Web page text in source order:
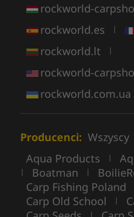
rockworld-
rockworld.es |
rockworld.lt |
rockworld-
rockworld.com.ua
Producenci: Wszyscy
Aqua Products |
| Boatman |
Carp Fishing Poland
Carp Old School |
|